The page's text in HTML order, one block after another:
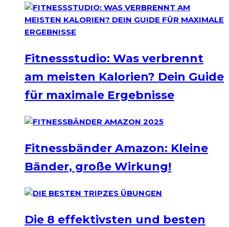
Fitnessstudio: Was verbrennt
am meisten Kalorien? Dein Guide
für maximale Ergebnisse
Fitnessbänder Amazon: Kleine
Bänder, große Wirkung!
Die 8 effektivsten und besten